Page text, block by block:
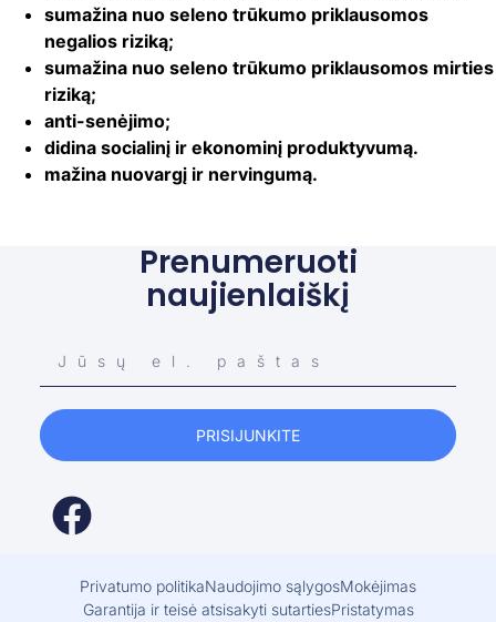
sumažina nuo seleno trūkumo priklausomos
negalios riziką;
sumažina nuo seleno trūkumo priklausomos mirties
riziką;
anti-senėjimo;
didina socialinį ir ekonominį produktyvumą.
mažina nuovargį ir nervingumą.
Prenumeruoti
naujienlaiškį
PRISIJUNKITE
Privatumo politikaNaudojimo sąlygosMokėjimas
Garantija ir teisė atsisakyti sutartiesPristatymas